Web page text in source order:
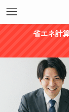
省エネ計